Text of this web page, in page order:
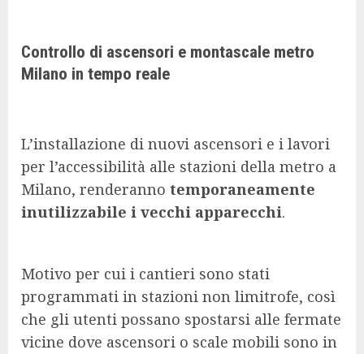
Controllo di ascensori e montascale metro
Milano in tempo reale
L’installazione di nuovi ascensori e i lavori
per l’accessibilità alle stazioni della metro a
Milano, renderanno temporaneamente
inutilizzabile i vecchi apparecchi.
Motivo per cui i cantieri sono stati
programmati in stazioni non limitrofe, così
che gli utenti possano spostarsi alle fermate
vicine dove ascensori o scale mobili sono in